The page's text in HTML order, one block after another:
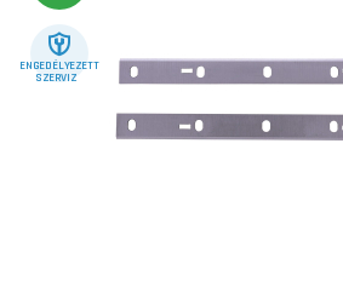
ENGEDÉLYEZETT
SZERVIZ